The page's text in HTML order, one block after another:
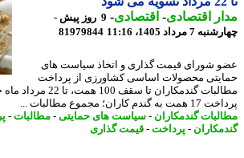
اقتصادی-اقتصادی- 9 روز پیش -
مرداد 1405، 11:16
81979844
شورای قیمت گذاری و اتخاذ سیاست های
محصولات اساسی کشاورزی از پرداخت
مطالبات گندمکاران تا سقف 100 همت،
کاران؛ مجموع مطالبات ...
گندمکاران- سیاست های حمایتی-مطالبات-
- پرداخت -قیمت گذاری